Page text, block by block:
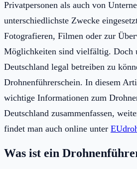
Privatpersonen als auch von
unterschiedlichste Zwecke
Fotografieren, Filmen oder zur
Möglichkeiten sind vielfältig. Doch
Deutschland legal betreiben zu
Drohnenführerschein. In diesem
wichtige Informationen zum
Deutschland zusammenfassen,
findet man auch online unter
Was ist ein